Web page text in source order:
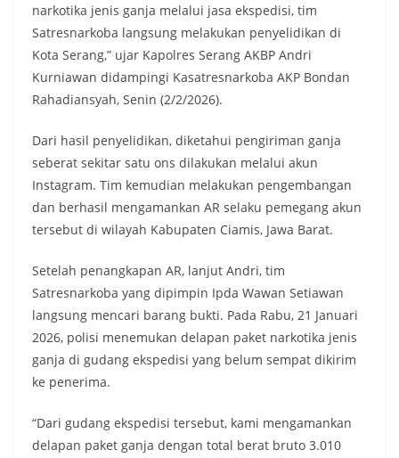
narkotika jenis ganja melalui jasa ekspedisi, tim
Satresnarkoba langsung melakukan penyelidikan di
Kota Serang,” ujar Kapolres Serang AKBP Andri
Kurniawan didampingi Kasatresnarkoba AKP Bondan
Rahadiansyah, Senin (2/2/2026).
Dari hasil penyelidikan, diketahui pengiriman ganja
seberat sekitar satu ons dilakukan melalui akun
Instagram. Tim kemudian melakukan pengembangan
dan berhasil mengamankan AR selaku pemegang akun
tersebut di wilayah Kabupaten Ciamis, Jawa Barat.
Setelah penangkapan AR, lanjut Andri, tim
Satresnarkoba yang dipimpin Ipda Wawan Setiawan
langsung mencari barang bukti. Pada Rabu, 21 Januari
2026, polisi menemukan delapan paket narkotika jenis
ganja di gudang ekspedisi yang belum sempat dikirim
ke penerima.
“Dari gudang ekspedisi tersebut, kami mengamankan
delapan paket ganja dengan total berat bruto 3.010